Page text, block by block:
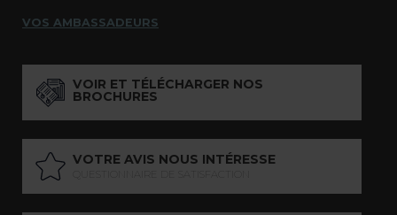
VOS AMBASSADEURS
VOIR ET TÉLÉCHARGER NOS
BROCHURES
VOTRE AVIS NOUS INTÉRESSE